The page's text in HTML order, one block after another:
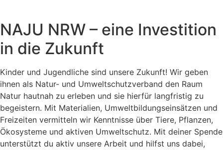
NAJU NRW – eine Investition
in die Zukunft
Kinder und Jugendliche sind unsere Zukunft! Wir geben
ihnen als Natur- und Umweltschutzverband den Raum
Natur hautnah zu erleben und sie hierfür langfristig zu
begeistern. Mit Materialien, Umweltbildungseinsätzen und
Freizeiten vermitteln wir Kenntnisse über Tiere, Pflanzen,
Ökosysteme und aktiven Umweltschutz. Mit deiner Spende
unterstützt du aktiv unsere Arbeit und hilfst uns dabei,